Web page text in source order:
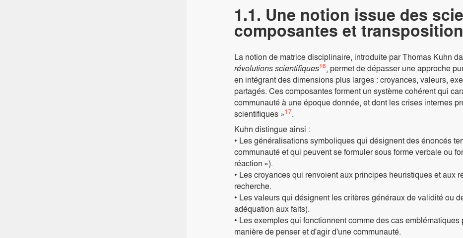
1.1. Une notion issue des
composantes et
La notion de matrice disciplinaire, introduite par Thomas Kuhn
révolutions scientifiques16, permet de dépasser une approche
en intégrant des dimensions plus larges : croyances, valeurs,
partagés. Ces composantes forment un système cohérent qui
communauté à une époque donnée, et dont les crises internes
scientifiques »17.
Kuhn distingue ainsi :
• Les généralisations symboliques qui désignent des énoncés
communauté et qui peuvent se formuler sous forme verbale ou
réaction »).
• Les croyances qui renvoient aux principes heuristiques et aux
recherche.
• Les valeurs qui désignent les critères généraux de validité ou
adéquation aux faits).
• Les exemples qui fonctionnent comme des cas
manière de penser et d'agir d'une communauté.